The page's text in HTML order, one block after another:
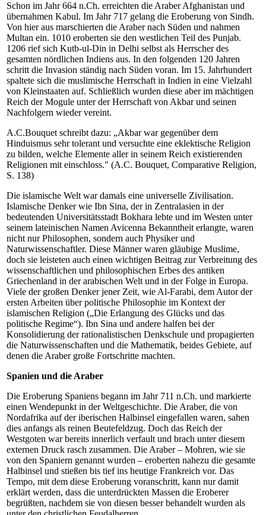
Schon im Jahr 664 n.Ch. erreichten die Araber Afghanistan und
übernahmen Kabul. Im Jahr 717 gelang die Eroberung von Sindh.
Von hier aus marschierten die Araber nach Süden und nahmen
Multan ein. 1010 eroberten sie den westlichen Teil des Punjab.
1206 rief sich Kutb-ul-Din in Delhi selbst als Herrscher des
gesamten nördlichen Indiens aus. In den folgenden 120 Jahren
schritt die Invasion ständig nach Süden voran. Im 15. Jahrhundert
spaltete sich die muslimische Herrschaft in Indien in eine Vielzahl
von Kleinstaaten auf. Schließlich wurden diese aber im mächtigen
Reich der Mogule unter der Herrschaft von Akbar und seinen
Nachfolgern wieder vereint.
A.C.Bouquet schreibt dazu: „Akbar war gegenüber dem
Hinduismus sehr tolerant und versuchte eine eklektische Religion
zu bilden, welche Elemente aller in seinem Reich existierenden
Religionen mit einschloss." (A.C. Bouquet, Comparative Religion,
S. 138)
Die islamische Welt war damals eine universelle Zivilisation.
Islamische Denker wie Ibn Sina, der in Zentralasien in der
bedeutenden Universitätsstadt Bokhara lebte und im Westen unter
seinem lateinischen Namen Avicenna Bekanntheit erlangte, waren
nicht nur Philosophen, sondern auch Physiker und
Naturwissenschaftler. Diese Männer waren gläubige Muslime,
doch sie leisteten auch einen wichtigen Beitrag zur Verbreitung des
wissenschaftlichen und philosophischen Erbes des antiken
Griechenland in der arabischen Welt und in der Folge in Europa.
Viele der großen Denker jener Zeit, wie Al-Farabi, dem Autor der
ersten Arbeiten über politische Philosophie im Kontext der
islamischen Religion („Die Erlangung des Glücks und das
politische Regime“). Ibn Sina und andere halfen bei der
Konsolidierung der rationalistischen Denkschule und propagierten
die Naturwissenschaften und die Mathematik, beides Gebiete, auf
denen die Araber große Fortschritte machten.
Spanien und die Araber
Die Eroberung Spaniens begann im Jahr 711 n.Ch. und markierte
einen Wendepunkt in der Weltgeschichte. Die Araber, die von
Nordafrika auf der iberischen Halbinsel eingefallen waren, sahen
dies anfangs als reinen Beutefeldzug. Doch das Reich der
Westgoten war bereits innerlich verfault und brach unter diesem
externen Druck rasch zusammen. Die Araber – Mohren, wie sie
von den Spaniern genannt wurden – eroberten nahezu die gesamte
Halbinsel und stießen bis tief ins heutige Frankreich vor. Das
Tempo, mit dem diese Eroberung voranschritt, kann nur damit
erklärt werden, dass die unterdrückten Massen die Eroberer
begrüßten, nachdem sie von diesen besser behandelt wurden als